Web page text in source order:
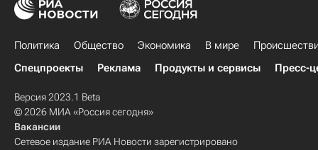
Политика Общество Экономика В мире
Спецпроекты
Реклама Продукты и сервисы Пресс-
Версия 2023.1 Beta
© 2026 МИА «Россия сегодня»
Вакансии
Сетевое издание РИА Новости зарегистрировано